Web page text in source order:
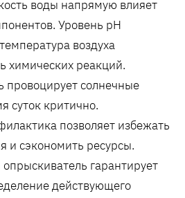
воды напрямую влияет
Уровень pH
воздуха
химических реакций.
провоцирует солнечные
суток критично.
позволяет избежать
и сэкономить ресурсы.
гарантирует
действующего